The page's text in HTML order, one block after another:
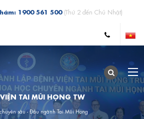
1900 561 500 (Thứ 2 đến Chủ Nhật)
TAI MŨI HỌNG TW
sâu - Đầu ngành Tai Mũi Họng